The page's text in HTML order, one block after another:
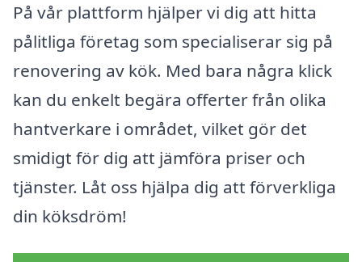
På vår plattform hjälper vi dig att hitta
pålitliga företag som specialiserar sig på
renovering av kök. Med bara några klick
kan du enkelt begära offerter från olika
hantverkare i området, vilket gör det
smidigt för dig att jämföra priser och
tjänster. Låt oss hjälpa dig att förverkliga
din köksdröm!